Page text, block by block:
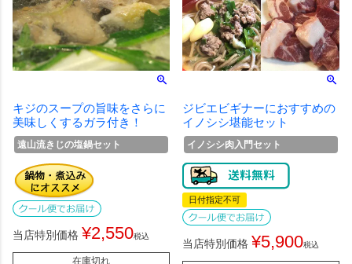
キジのスープの旨味をさらに
美味しくするガラ付き！
遠山流きじの塩鍋セット
当店特別価格 ¥2,550税込
在庫切れ
ジビエビギナーにおすすめの
イノシシ堪能セット
イノシシ肉入門セット
日付指定不可
当店特別価格 ¥5,900税込